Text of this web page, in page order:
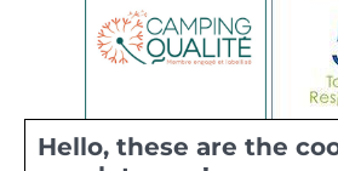
Hello, these are the